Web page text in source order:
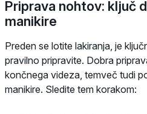
Priprava nohtov: ključ
manikire
Preden se lotite lakiranja, je
pravilno pripravite. Dobra
končnega videza, temveč tudi
manikire. Sledite tem korakom: